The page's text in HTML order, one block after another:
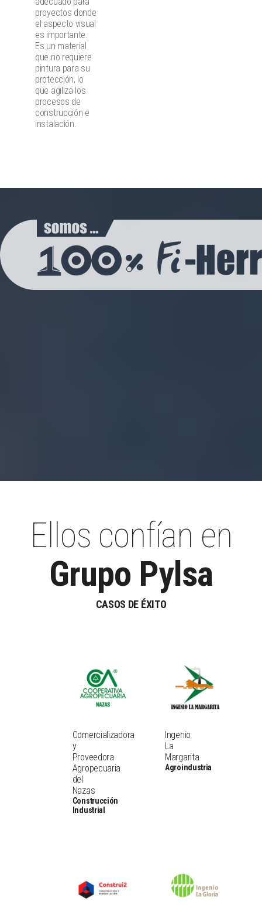
proyectos donde
el aspecto visual
es importante.
Es un material
que no requiere
pintura para su
protección, lo
que agiliza los
procesos de
construcción e
instalación.
Ellos confían en
Grupo Pylsa
CASOS DE ÉXITO
Comercializadora
y
Proveedora
Agropecuaria
del
Nazas
Construcción
Industrial
Ingenio
La
Margarita
Agroindustria